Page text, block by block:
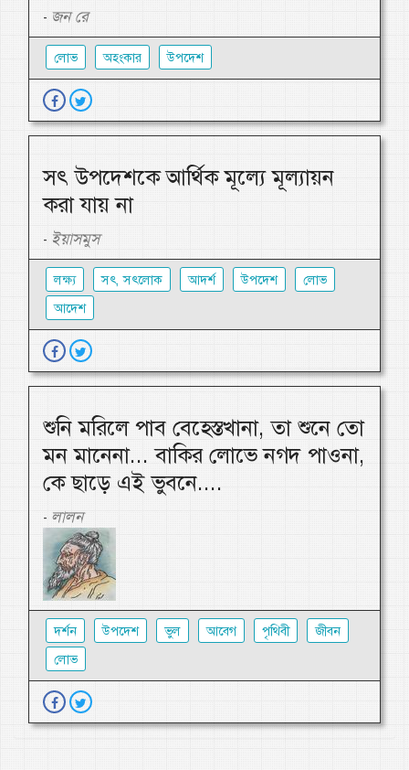
- জন রে
লোভ অহংকার উপদেশ
সৎ উপদেশকে আর্থিক মূল্যে মূল্যায়ন
করা যায় না
- ইয়াসমুস
লক্ষ্য সৎ, সৎলোক আদর্শ উপদেশ
লোভ
আদেশ
শুনি মরিলে পাব বেহেস্তখানা, তা শুনে তো
মন মানেনা... বাকির লোভে নগদ পাওনা,
কে ছাড়ে এই ভুবনে....
- লালন
দর্শন উপদেশ ভুল আবেগ পৃথিবী
জীবন
লোভ